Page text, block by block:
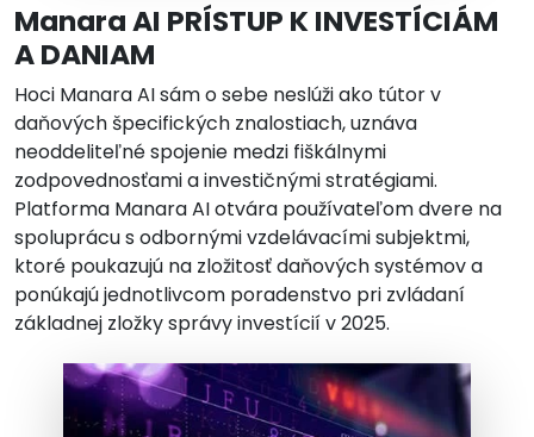
Manara AI PRÍSTUP K INVESTÍCIÁM
A DANIAM
Hoci Manara AI sám o sebe neslúži ako tútor v
daňových špecifických znalostiach, uznáva
neoddeliteľné spojenie medzi fiškálnymi
zodpovednosťami a investičnými stratégiami.
Platforma Manara AI otvára používateľom dvere na
spoluprácu s odbornými vzdelávacími subjektmi,
ktoré poukazujú na zložitosť daňových systémov a
ponúkajú jednotlivcom poradenstvo pri zvládaní
základnej zložky správy investícií v 2025.